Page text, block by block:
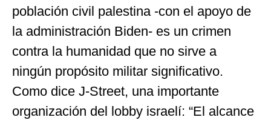
población civil palestina -con el apoyo de
la administración Biden- es un crimen
contra la humanidad que no sirve a
ningún propósito militar significativo.
Como dice J-Street, una importante
organización del lobby israelí: “El alcance